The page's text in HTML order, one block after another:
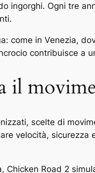
ingorghi. Ogni tre
come in Venezia,
contribuisce a
il
scelte di
velocità,
Chicken Road 2